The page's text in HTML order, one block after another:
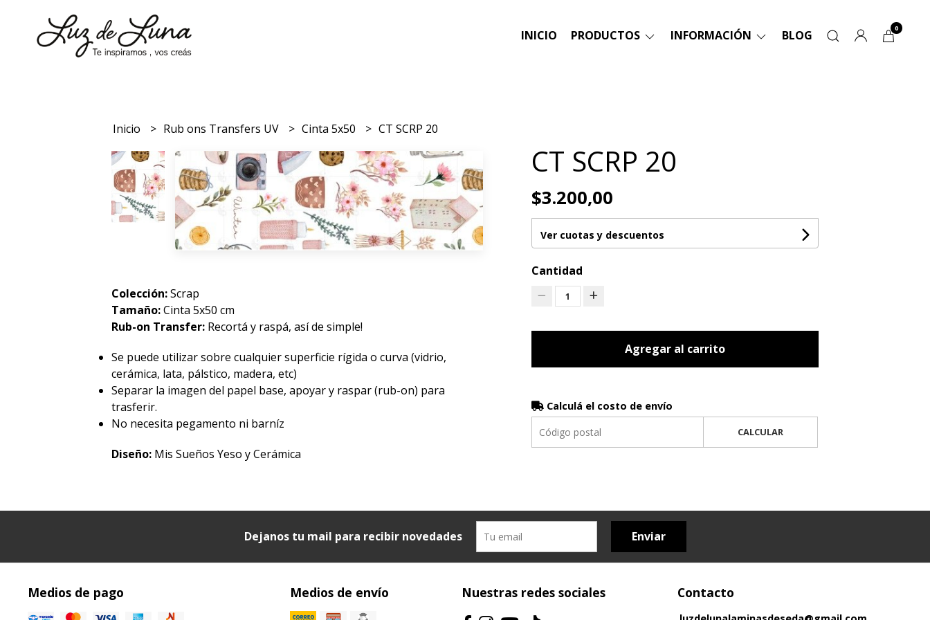
INICIO PRODUCTOS INFORMACIÓN BLOG 0
Inicio Rub ons Transfers UV Cinta 5x50 CT SCRP 20
Colección:Scrap
Tamaño:Cinta 5x50 cm
Rub-on Transfer: Recortá y raspá, así de simple!
Se puede utilizar sobre cualquier superficie rígida o curva (vidrio,
cerámica, lata, pálstico, madera, etc)
Separar la imagen del papel base, apoyar y raspar (rub-on) para
trasferir.
No necesita pegamento ni barníz
Diseño: Mis Sueños Yeso y Cerámica
CT SCRP 20
$3.200,00
Ver cuotas y descuentos
Cantidad
1
Agregar al carrito
Calculá el costo de envío
CALCULAR
Dejanos tu mail para recibir novedades Enviar
Medios de pago Medios de envío Nuestras redes sociales Contacto